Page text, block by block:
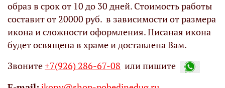
образ в срок от 10 до 30 дней. Стоимость работы
составит от 20000 руб. в зависимости от размера
икона и сложности оформления. Писаная икона
будет освящена в храме и доставлена Вам.
Звоните+7(926) 286-67-08 или пишите